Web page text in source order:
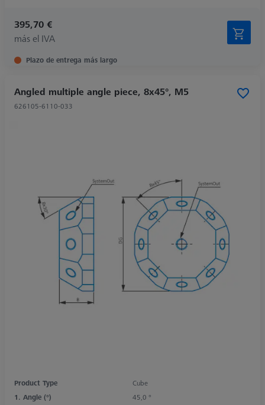
395,70 €
más el IVA
Plazo de entrega más largo
Angled multiple angle piece, 8x45°, M5
626105-6110-033
Product Type
Cube
1. Angle (°)
45,0 °